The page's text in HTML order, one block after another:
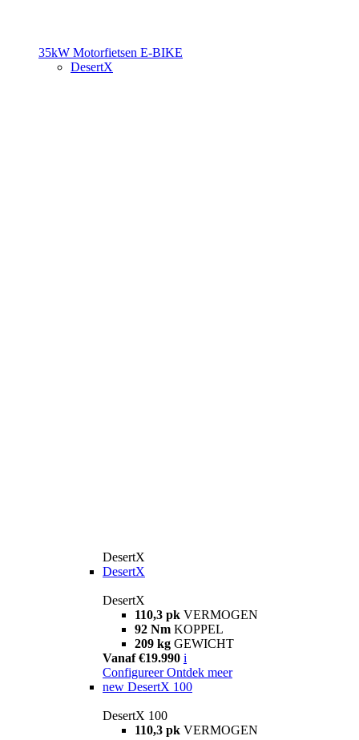
35kW Motorfietsen E-BIKE
DesertX
DesertX
DesertX
DesertX
110,3 pk VERMOGEN
92 Nm KOPPEL
209 kg GEWICHT
Vanaf €19.990 i
Configureer Ontdek meer
new DesertX 100
DesertX 100
110,3 pk VERMOGEN